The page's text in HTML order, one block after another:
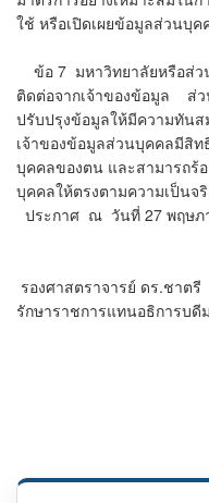
ใช้ หรือเปิดเผยข้อมูลส่วนบุค
ข้อ 7 มหาวิทยาลัยหรือส่ว
ติดต่อจากเจ้าของข้อมูล ส่ว
ปรับปรุงข้อมูลให้มีความทันส
เจ้าของข้อมูลส่วนบุคคลมีสิ
บุคคลของตน และสามารถร้
บุคคลให้ตรงตามความเป็นจ
ประกาศ ณ วันที่ 27 พฤษภ
รองศาสตราจารย์ ดร.ชาต
รักษาราชการแทนอธิการบดี